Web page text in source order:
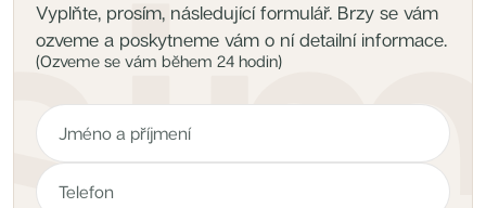
Vyplňte, prosím, následující formulář. Brzy se vám
ozveme a poskytneme vám o ní detailní informace.
(Ozveme se vám během 24 hodin)